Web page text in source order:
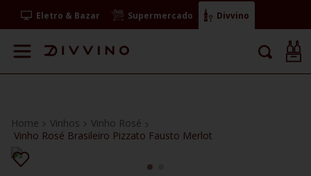
Eletro & Bazar Supermercado Divvino
Vinhos
Vinho Rosé
Vinho Rosé Brasileiro Pizzato Fausto Merlot